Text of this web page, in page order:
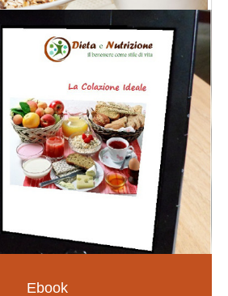
Fiori di Bach
E SOMATIZZAZIONI
SCOPRI DI PIÙ
Ebook